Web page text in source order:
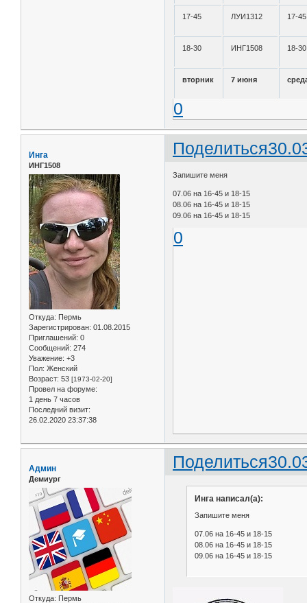
17-45 ЛУИ1312 17-45
18-30 ИНГ1508 18-30
вторник 7 июня
0
Поделиться
Инга
ИНГ1508
Откуда: Пермь
Зарегистрирован: 01.08.2015
Приглашений: 0
Сообщений: 274
Уважение: +3
Пол: Женский
Возраст: 53 [1973-02-20]
Провел на форуме:
1 день 7 часов
Последний визит:
26.02.2020 23:37:38
Запишите меня
07.06 на 16-45 и 18-15
08.06 на 16-45 и 18-15
09.06 на 16-45 и 18-15
0
Поделиться
Админ
Демиург
Откуда: Пермь
Инга написал(а):
Запишите меня
07.06 на 16-45 и 18-15
08.06 на 16-45 и 18-15
09.06 на 16-45 и 18-15